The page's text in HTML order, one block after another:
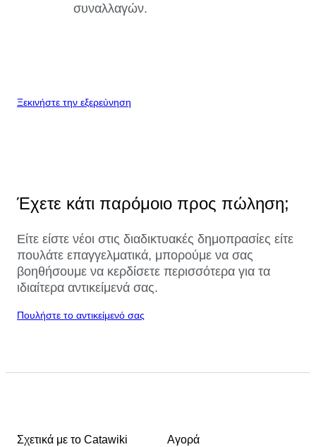
συναλλαγών.
Ξεκινήστε την εξερεύνηση
Έχετε κάτι παρόμοιο προς πώληση;
Είτε είστε νέοι στις διαδικτυακές δημοπρασίες είτε
πουλάτε επαγγελματικά, μπορούμε να σας
βοηθήσουμε να κερδίσετε περισσότερα για τα
ιδιαίτερα αντικείμενά σας.
Πουλήστε το αντικείμενό σας
Σχετικά με το Catawiki Αγορά